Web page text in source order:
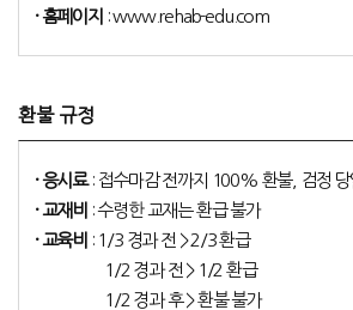
· 홈페이지 : www.rehab-edu.com
환불 규정
· 응시료: 접수마감 전까지 100% 환불, 검정 당
· 교재비 : 수령한 교재는 환급 불가
· 교육비 : 1/3 경과 전 > 2/3 환급
1/2 경과 전 > 1/2 환급
1/2 경과 후 > 환불 불가